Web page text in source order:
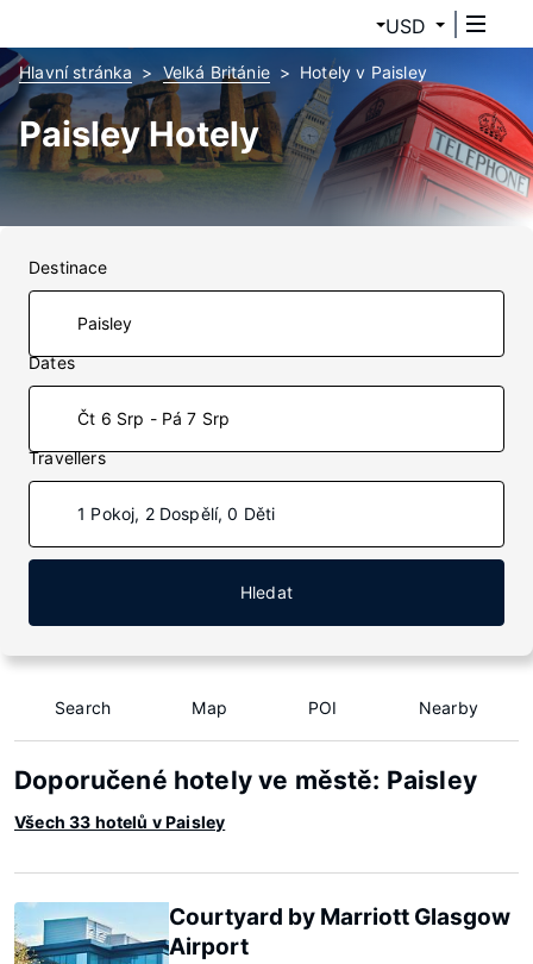
USD
Hlavní stránka Velká Británie Hotely v Paisley
Paisley Hotely
Destinace
Dates
Čt 6 Srp - Pá 7 Srp
Travellers
1 Pokoj, 2 Dospělí, 0 Děti
Hledat
Search Map POI Nearby
Doporučené hotely ve městě: Paisley
Všech 33 hotelů v Paisley
Courtyard by Marriott Glasgow
Airport